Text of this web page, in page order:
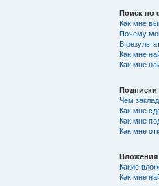
Поиск по
Как мне
Почему
В
Как мне
Как мне
Подписки
Чем
Как мне
Как мне
Как мне
Вложения
Какие
Как мне